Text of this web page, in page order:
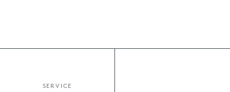
SERVICE